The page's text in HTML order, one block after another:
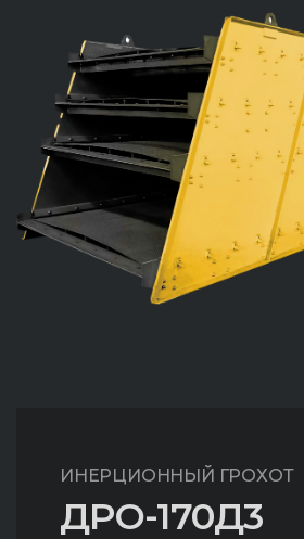
ИНЕРЦИОННЫЙ ГРОХОТ
ДРО-170Д3